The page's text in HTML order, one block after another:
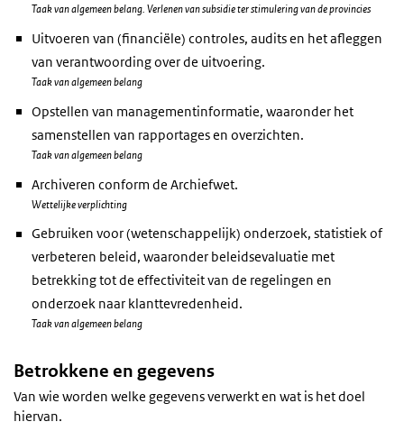
Taak van algemeen belang. Verlenen van subsidie ter stimulering van de provincies
Uitvoeren van (financiële) controles, audits en het afleggen
van verantwoording over de uitvoering.
Taak van algemeen belang
Opstellen van managementinformatie, waaronder het
samenstellen van rapportages en overzichten.
Taak van algemeen belang
Archiveren conform de Archiefwet.
Wettelijke verplichting
Gebruiken voor (wetenschappelijk) onderzoek, statistiek of
verbeteren beleid, waaronder beleidsevaluatie met
betrekking tot de effectiviteit van de regelingen en
onderzoek naar klanttevredenheid.
Taak van algemeen belang
Betrokkene en gegevens
Van wie worden welke gegevens verwerkt en wat is het doel
hiervan.